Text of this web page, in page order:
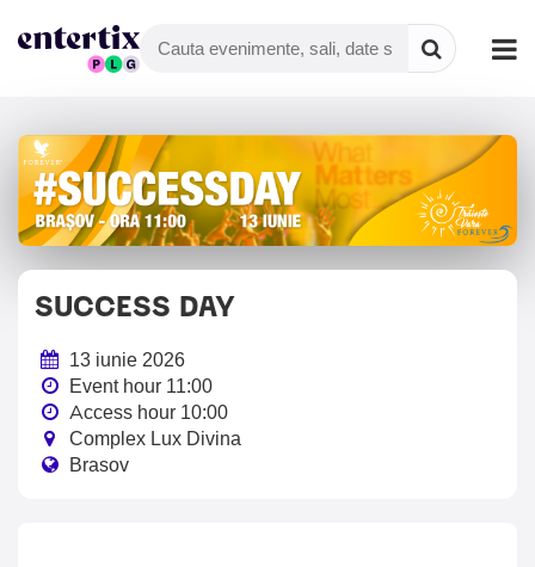
SUCCESS DAY
13 iunie 2026
Event hour 11:00
Access hour 10:00
Complex Lux Divina
Brasov